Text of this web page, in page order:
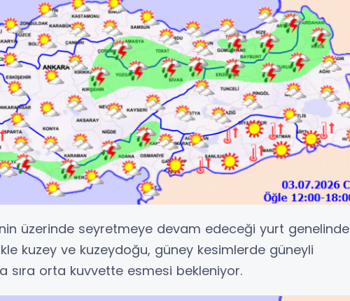
üzerinde seyretmeye devam edeceği yurt genelinde
kuzey ve kuzeydoğu, güney kesimlerde güneyli
sıra orta kuvvette esmesi bekleniyor.